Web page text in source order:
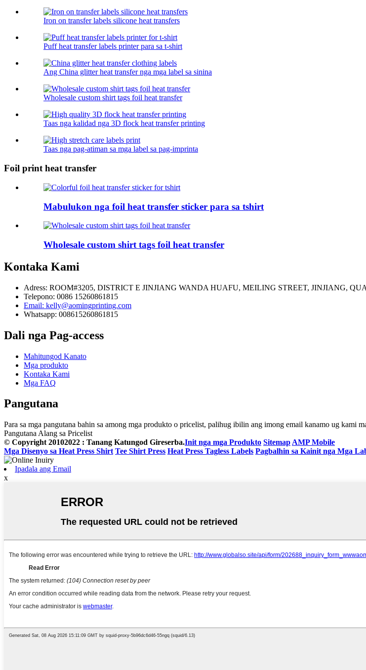
Iron on transfer labels silicone heat transfers
Puff heat transfer labels printer para sa t-shirt
Ang China glitter heat transfer nga mga label sa sinina
Wholesale custom shirt tags foil heat transfer
Taas nga kalidad nga 3D flock heat transfer printing
Taas nga pag-atiman sa mga label sa pag-imprinta
Foil print heat transfer
Mabulukon nga foil heat transfer sticker para sa tshirt
Wholesale custom shirt tags foil heat transfer
Kontaka Kami
Adress: ROOM#3205, DISTRICT E JINJIANG WANDA HUAFU, MEILING STREET, JINJIANG,
Telepono: 0086 15260861815
Email: kelly@aomingprinting.com
Whatsapp: 008615260861815
Dali nga Pag-access
Mahitungod Kanato
Mga produkto
Kontaka Kami
Mga FAQ
Pangutana
Para sa mga pangutana bahin sa among mga produkto o pricelist, palihug ibilin ang imong email kanamo ug kami
Pangutana Alang sa Pricelist
© Copyright 20102022 : Tanang Katungod Gireserba.Init nga mga Produkto Sitemap AMP Mobile
Mga Disenyo sa Heat Press Shirt Tee Shirt Press Heat Press Tagless Labels Pagbalhin sa Kainit nga Mga
Ipadala ang Email
x